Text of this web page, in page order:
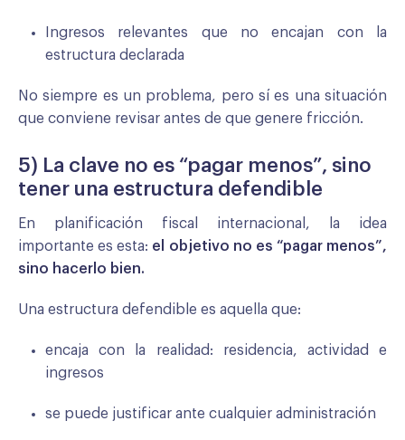
Ingresos relevantes que no encajan con la
estructura declarada
No siempre es un problema, pero sí es una situación
que conviene revisar antes de que genere fricción.
5) La clave no es “pagar menos”, sino
tener una estructura defendible
En planificación fiscal internacional, la idea
importante es esta: el objetivo no es “pagar menos”,
sino hacerlo bien.
Una estructura defendible es aquella que:
encaja con la realidad: residencia, actividad e
ingresos
se puede justificar ante cualquier administración